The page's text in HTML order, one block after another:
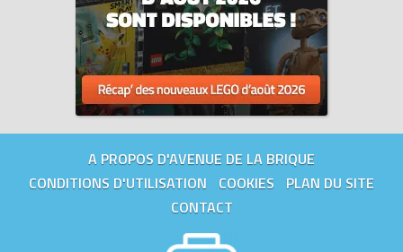
A PROPOS D'AVENUE DE LA BRIQUE
CONDITIONS D'UTILISATION
COOKIES
PLAN DU SITE
CONTACT